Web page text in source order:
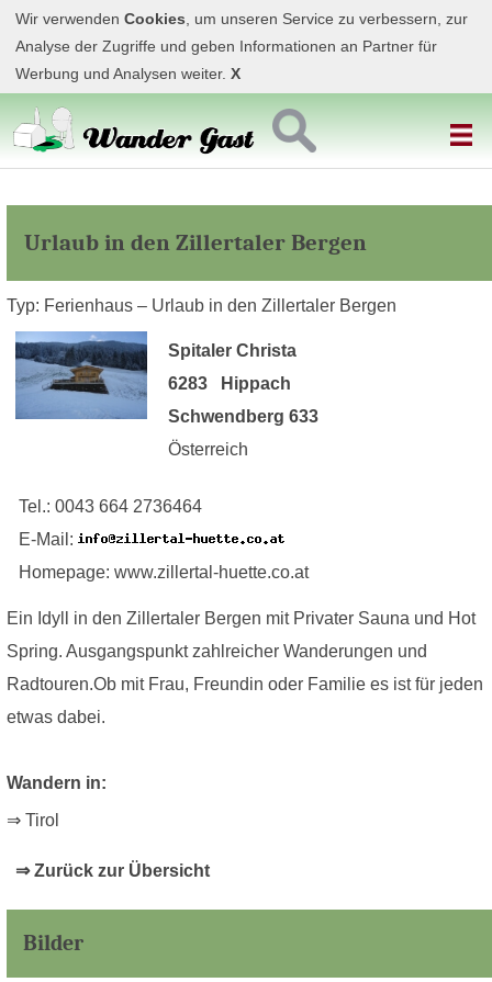
Wir verwenden Cookies , um unseren Service zu verbessern, zur
Analyse der Zugriffe und geben Informationen an Partner für
Werbung und Analysen weiter. X
Urlaub in den Zillertaler Bergen
Typ: Ferienhaus – Urlaub in den Zillertaler Bergen
Spitaler Christa
6283 Hippach
Schwendberg 633
Österreich
Tel.: 0043 664 2736464
E-Mail:
Homepage: www.zillertal-huette.co.at
Ein Idyll in den Zillertaler Bergen mit Privater Sauna und Hot
Spring. Ausgangspunkt zahlreicher Wanderungen und
Radtouren.Ob mit Frau, Freundin oder Familie es ist für jeden
etwas dabei.
Wandern in:
⇒ Tirol
⇒ Zurück zur Übersicht
Bilder